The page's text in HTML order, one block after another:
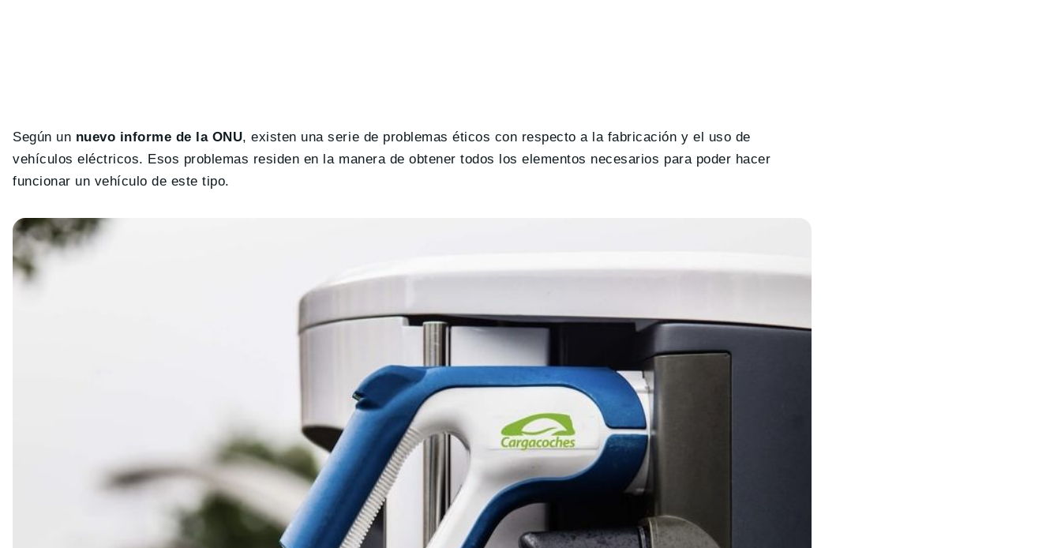
Según un nuevo informe de la ONU, existen una serie de problemas éticos con respecto a la fabricación y el uso de
vehículos eléctricos. Esos problemas residen en la manera de obtener todos los elementos necesarios para poder hacer
funcionar un vehículo de este tipo.